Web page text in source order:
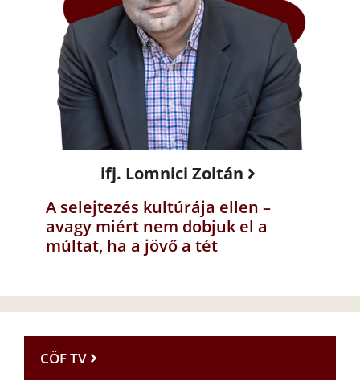
ifj. Lomnici Zoltán
A selejtezés kultúrája ellen –
avagy miért nem dobjuk el a
múltat, ha a jövő a tét
CÖF TV